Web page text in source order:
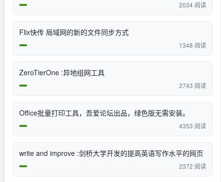
2034 阅读
Flix快传 局域网的新的文件同步方式
1348 阅读
ZeroTierOne :异地组网工具
2743 阅读
Office批量打印工具，吾爱论坛出品，绿色版无需安装。
4353 阅读
write and improve :剑桥大学开发的提高英语写作水平的网页
2372 阅读